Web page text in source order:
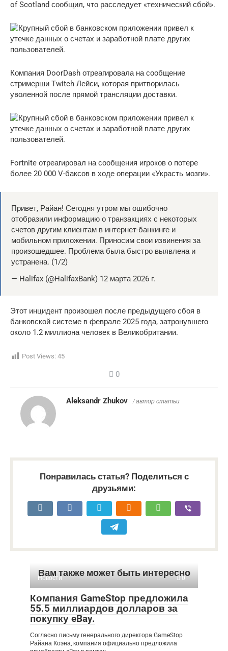
of Scotland сообщил, что расследует «технический сбой».
Компания DoorDash отреагировала на сообщение
стримерши Twitch Лейси, которая притворилась
уволенной после прямой трансляции доставки.
Fortnite отреагировал на сообщения игроков о потере
более 20 000 V-баксов в ходе операции «Украсть мозги».
Привет, Райан! Сегодня утром мы ошибочно
отобразили информацию о транзакциях с некоторых
счетов другим клиентам в интернет-банкинге и
мобильном приложении. Приносим свои извинения за
произошедшее. Проблема была быстро выявлена ​​и
устранена. (1/2)
— Halifax (@HalifaxBank) 12 марта 2026 г.
Этот инцидент произошел после предыдущего сбоя в
банковской системе в феврале 2025 года, затронувшего
около 1.2 миллиона человек в Великобритании.
Post Views: 45
0
Aleksandr Zhukov / автор статьи
Понравилась статья? Поделиться с
друзьями:
Вам также может быть интересно
Новости 0
Компания GameStop предложила
55.5 миллиардов долларов за
покупку eBay.
Согласно письму генерального директора GameStop
Райана Коэна, компания официально предложила